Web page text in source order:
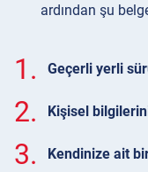
ardından şu
1. Geçerli yerli
2. Kişisel
3. Kendinize ait